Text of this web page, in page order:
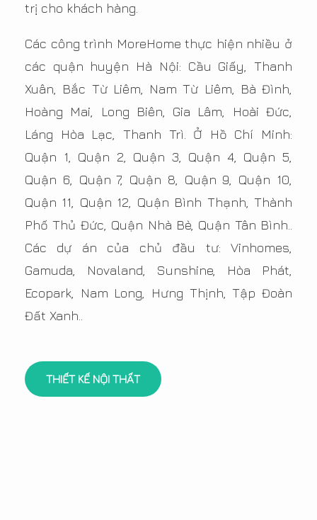
trị cho khách hàng.
Các công trình MoreHome thực hiện nhiều ở
các quận huyện Hà Nội: Cầu Giấy, Thanh
Xuân, Bắc Từ Liêm, Nam Từ Liêm, Bà Đình,
Hoàng Mai, Long Biên, Gia Lâm, Hoài Đức,
Láng Hòa Lạc, Thanh Trì. Ở Hồ Chí Minh:
Quận 1, Quận 2, Quận 3, Quận 4, Quận 5,
Quận 6, Quận 7, Quận 8, Quận 9, Quận 10,
Quận 11, Quận 12, Quận Bình Thạnh, Thành
Phố Thủ Đức, Quận Nhà Bè, Quận Tân Bình..
Các dự án của chủ đầu tư: Vinhomes,
Gamuda, Novaland, Sunshine, Hòa Phát,
Ecopark, Nam Long, Hưng Thịnh, Tập Đoàn
Đất Xanh..
THIẾT KẾ NỘI THẤT